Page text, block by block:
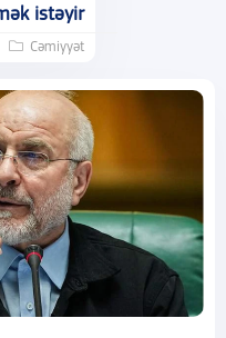
istəyir
Cəmiyyət